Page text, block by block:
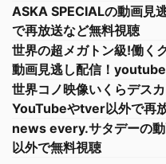
ASKA SPECIALの動画見
で再放送など無料視聴
世界の超メガトン級!働く
動画見逃し配信！
世界コノ映像いくらデス
YouTubeやtver以外で再
news every.サタデーの
以外で無料視聴